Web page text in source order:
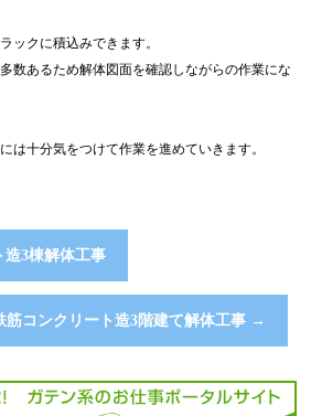
ックに積込みできます。
数あるため解体図面を確認しながらの作業にな
は十分気をつけて作業を進めていきます。
造3棟解体工事
筋コンクリート造3階建て解体工事 →